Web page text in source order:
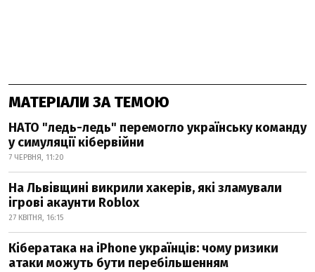
МАТЕРІАЛИ ЗА ТЕМОЮ
НАТО "ледь-ледь" перемогло українську команду
у симуляції кібервійни
7 ЧЕРВНЯ, 11:20
На Львівщині викрили хакерів, які зламували
ігрові акаунти Roblox
27 КВІТНЯ, 16:15
Кібератака на iPhone українців: чому ризики
атаки можуть бути перебільшенням